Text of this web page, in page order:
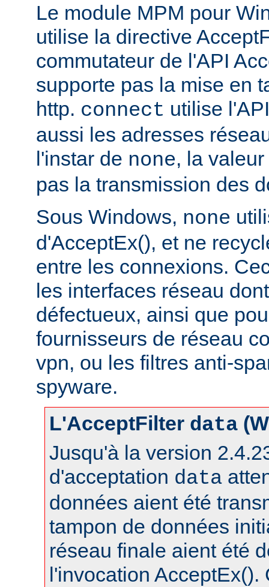
Le module MPM pour
utilise la directive
commutateur de l'API
supporte pas la mise en
http. connect utilise
aussi les adresses
l'instar de none, la valeur
pas la transmission des
Sous Windows, none
d'AcceptEx(), et ne
entre les connexions.
les interfaces réseau
défectueux, ainsi que
fournisseurs de réseau
vpn, ou les filtres anti-
spyware.
L'AcceptFilter data
Jusqu'à la version
d'acceptation data
données aient été
tampon de données
réseau finale aient été
l'invocation AcceptEx().